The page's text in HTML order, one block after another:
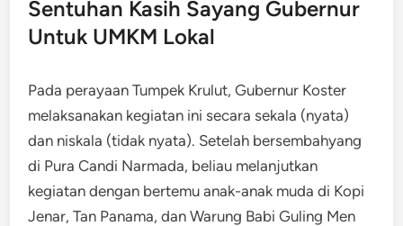
Sentuhan Kasih Sayang Gubernur
Untuk UMKM Lokal
Pada perayaan Tumpek Krulut, Gubernur Koster
melaksanakan kegiatan ini secara sekala (nyata)
dan niskala (tidak nyata). Setelah bersembahyang
di Pura Candi Narmada, beliau melanjutkan
kegiatan dengan bertemu anak-anak muda di Kopi
Jenar, Tan Panama, dan Warung Babi Guling Men